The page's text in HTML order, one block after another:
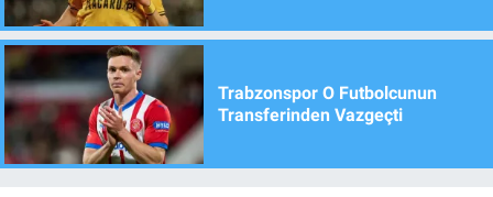
Trabzonspor O Futbolcunun
Transferinden Vazgeçti